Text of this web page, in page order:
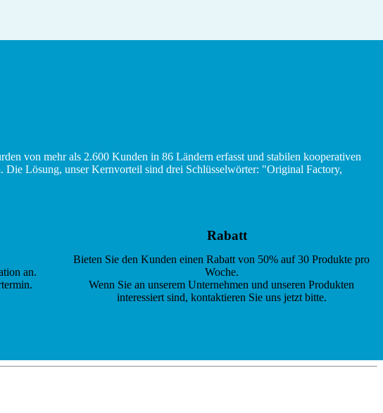
von mehr als 2.600 Kunden in 86 Ländern erfasst und stabilen kooperativen
Die Lösung, unser Kernvorteil sind drei Schlüsselwörter: "Original Factory,
an.
Rabatt
Bieten Sie den Kunden einen Rabatt von 50% auf 30 Produkte pro
Woche.
Wenn Sie an unserem Unternehmen und unseren Produkten
interessiert sind, kontaktieren Sie uns jetzt bitte.